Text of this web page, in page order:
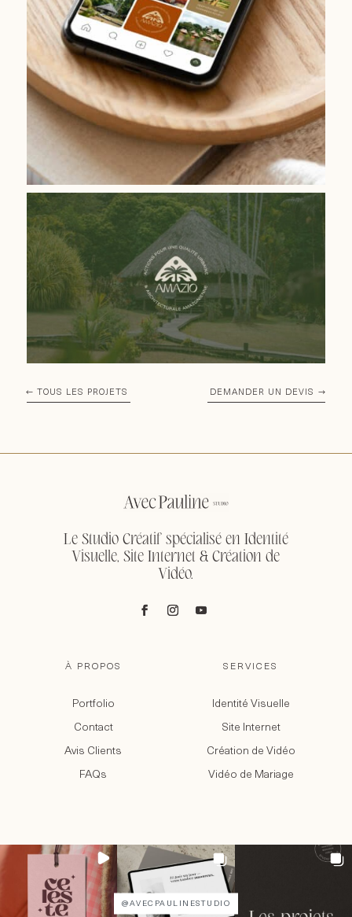
TOUS LES PROJETS DEMANDER UN DEVIS
Le Studio Créatif spécialisé en Identité
Visuelle, Site Internet & Création de
Vidéo.
À PROPOS
Portfolio
Contact
Avis Clients
FAQs
SERVICES
Identité Visuelle
Site Internet
Création de Vidéo
Vidéo de Mariage
@AVECPAULINESTUDIO